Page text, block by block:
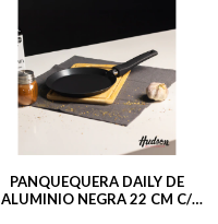
PANQUEQUERA DAILY DE
ALUMINIO NEGRA 22 CM C/